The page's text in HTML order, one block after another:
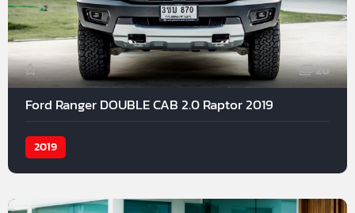
20
Ford Ranger DOUBLE CAB 2.0 Raptor 2019
2019